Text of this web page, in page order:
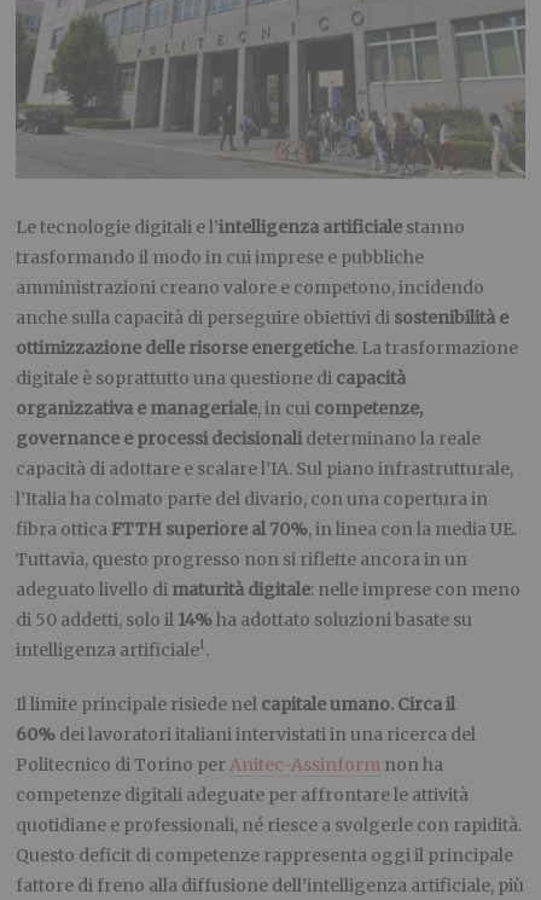
Le tecnologie digitali e l’intelligenza artificiale stanno
trasformando il modo in cui imprese e pubbliche
amministrazioni creano valore e competono, incidendo
anche sulla capacità di perseguire obiettivi di sostenibilità e
ottimizzazione delle risorse energetiche. La trasformazione
digitale è soprattutto una questione di capacità
organizzativa e manageriale, in cui competenze,
governance e processi decisionali determinano la reale
capacità di adottare e scalare l’IA. Sul piano infrastrutturale,
l’Italia ha colmato parte del divario, con una copertura in
fibra ottica FTTH superiore al 70%, in linea con la media UE.
Tuttavia, questo progresso non si riflette ancora in un
adeguato livello di maturità digitale: nelle imprese con meno
di 50 addetti, solo il 14%ha adottato soluzioni basate su
intelligenza artificiale1.
Il limite principale risiede nel capitale umano. Circa il
60% dei lavoratori italiani intervistati in una ricerca del
Politecnico di Torino per Anitec-Assinform non ha
competenze digitali adeguate per affrontare le attività
quotidiane e professionali, né riesce a svolgerle con rapidità.
Questo deficit di competenze rappresenta oggi il principale
fattore di freno alla diffusione dell’intelligenza artificiale, più